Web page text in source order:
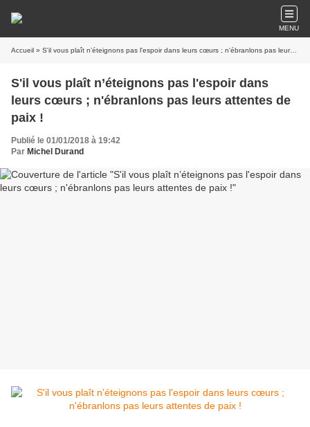
MENU
Accueil » S'il vous plaît n’éteignons pas l'espoir dans leurs cœurs ; n'ébranlons pas leurs attentes de paix !
S'il vous plaît n’éteignons pas l'espoir dans
leurs cœurs ; n'ébranlons pas leurs attentes de
paix !
Publié le 01/01/2018 à 19:42
Par Michel Durand